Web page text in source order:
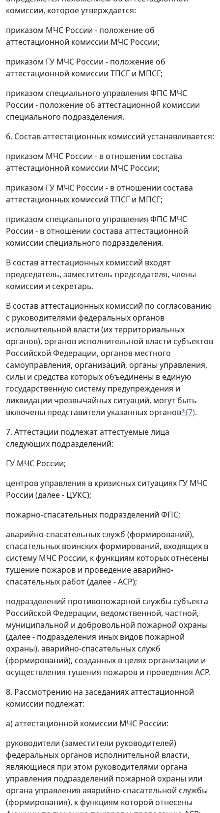
комиссии, которое утверждается:
приказом МЧС России - положение об
аттестационной комиссии МЧС России;
приказом ГУ МЧС России - положение об
аттестационной комиссии ТПСГ и МПСГ;
приказом специального управления ФПС МЧС
России - положение об аттестационной комиссии
специального подразделения.
6. Состав аттестационных комиссий устанавливается:
приказом МЧС России - в отношении состава
аттестационной комиссии МЧС России;
приказом ГУ МЧС России - в отношении состава
аттестационных комиссий ТПСГ и МПСГ;
приказом специального управления ФПС МЧС
России - в отношении состава аттестационной
комиссии специального подразделения.
В состав аттестационных комиссий входят
председатель, заместитель председателя, члены
комиссии и секретарь.
В состав аттестационных комиссий по согласованию
с руководителями федеральных органов
исполнительной власти (их территориальных
органов), органов исполнительной власти субъектов
Российской Федерации, органов местного
самоуправления, организаций, органы управления,
силы и средства которых объединены в единую
государственную систему предупреждения и
ликвидации чрезвычайных ситуаций, могут быть
включены представители указанных органов*(7).
7. Аттестации подлежат аттестуемые лица
следующих подразделений:
ГУ МЧС России;
центров управления в кризисных ситуациях ГУ МЧС
России (далее - ЦУКС);
пожарно-спасательных подразделений ФПС;
аварийно-спасательных служб (формирований),
спасательных воинских формирований, входящих в
систему МЧС России, к функциям которых отнесены
тушение пожаров и проведение аварийно-
спасательных работ (далее - АСР);
подразделений противопожарной службы субъекта
Российской Федерации, ведомственной, частной,
муниципальной и добровольной пожарной охраны
(далее - подразделения иных видов пожарной
охраны), аварийно-спасательных служб
(формирований), созданных в целях организации и
осуществления тушения пожаров и проведения АСР.
8. Рассмотрению на заседаниях аттестационной
комиссии подлежат:
а) аттестационной комиссии МЧС России:
руководители (заместители руководителей)
федеральных органов исполнительной власти,
являющиеся при этом руководителями органа
управления подразделений пожарной охраны или
органа управления аварийно-спасательной службы
(формирования), к функциям которой отнесены